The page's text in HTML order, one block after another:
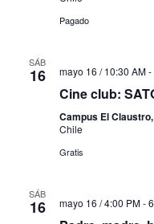
Pagado
SÁB
16 mayo 16 / 10:30 AM-
Cine club:
Campus El
Chile
Gratis
SÁB
16 mayo 16 / 4:00 PM-